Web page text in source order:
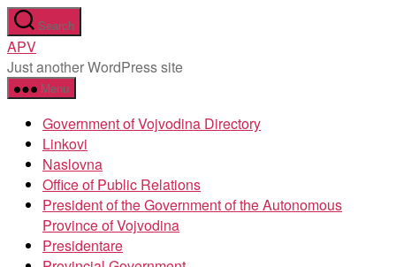
Skip
to
the
content
Search
APV
Just another WordPress site
Menu
Government of Vojvodina Directory
Linkovi
Naslovna
Office of Public Relations
President of the Government of the Autonomous
Province of Vojvodina
Presidentare